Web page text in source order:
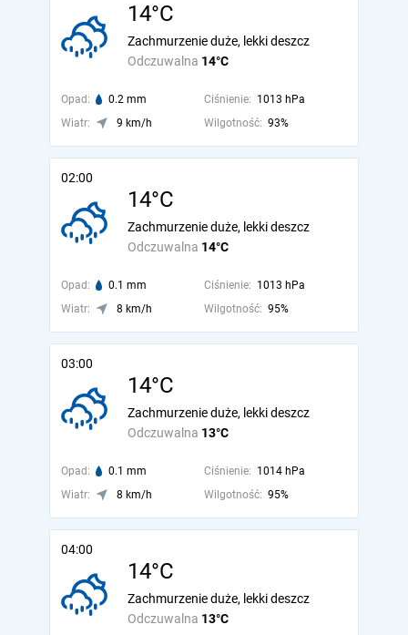
14°C
Odczuwalna 14°C
Zachmurzenie duże, lekki deszcz
Opad: 0.2 mm Ciśnienie: 1013 hPa
Wiatr:
9 km/h Wilgotność: 93%
02:00
14°C
Odczuwalna 14°C
Zachmurzenie duże, lekki deszcz
Opad: 0.1 mm Ciśnienie: 1013 hPa
Wiatr:
8 km/h Wilgotność: 95%
03:00
14°C
Odczuwalna 13°C
Zachmurzenie duże, lekki deszcz
Opad: 0.1 mm Ciśnienie: 1014 hPa
Wiatr:
8 km/h Wilgotność: 95%
04:00
14°C
Odczuwalna 13°C
Zachmurzenie duże, lekki deszcz